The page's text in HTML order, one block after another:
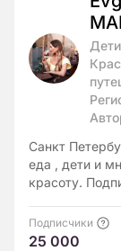
Санкт
еда , дети и
красоту.
Подписчики
25 000